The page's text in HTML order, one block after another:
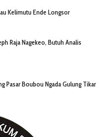
Kelimutu Ende Longsor
Raja Nagekeo, Butuh Analis
Pasar Boubou Ngada Gulung Tikar